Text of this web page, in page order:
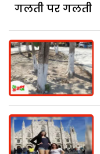
गलती पर गलती